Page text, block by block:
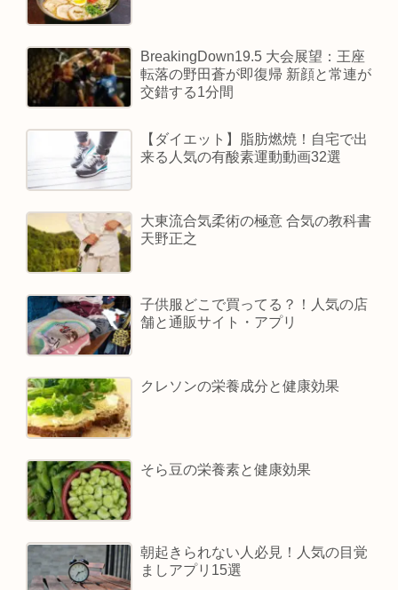
BreakingDown19.5 大会展望：王座
転落の野田蒼が即復帰 新顔と常連が
交錯する1分間
【ダイエット】脂肪燃焼！自宅で出
来る人気の有酸素運動動画32選
大東流合気柔術の極意 合気の教科書
天野正之
子供服どこで買ってる？！人気の店
舗と通販サイト・アプリ
クレソンの栄養成分と健康効果
そら豆の栄養素と健康効果
朝起きられない人必見！人気の目覚
ましアプリ15選